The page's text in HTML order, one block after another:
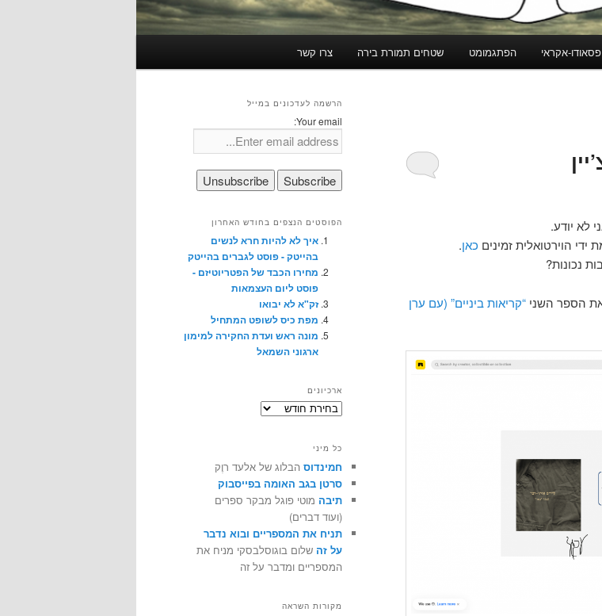
אקראי הפתגמומט שטחים תמורת בירה צרו קשר
לא יודע.
הוירטואלית זמינים כאן.
נכונות?
הספר השני “קריאות ביניים” (עם ערן
הרשמה לעדכונים במייל
Your email:
הפוסטים הנצפים בחודש האחרון
איך לא להיות חרא לנשים
בהייטק - פוסט לגברים בהייטק
מחירו הכבד של הפטריוטיזם -
פוסט ליום העצמאות
זק"א לא יבואו
מפת כיס לשופט המתחיל
מונה ראש ועדת החקירה למימון
ארגוני השמאל
ארכיונים
ארכיונים
כל מיני
חמינדוס הבלוג של אלעד רוֶק
סרטן בגב האומה בפייסבוק
תיבה מוטי פוגל מבקר ספרים
(ועוד דברים)
תניח את המספריים ובוא נדבר
על זה שלום בוגוסלבסקי מניח את
המספריים ומדבר על זה
מקורות השראה